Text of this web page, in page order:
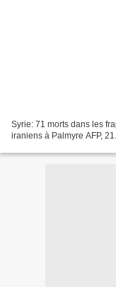
Syrie: 71 morts dans les
iraniens à Palmyre AFP,